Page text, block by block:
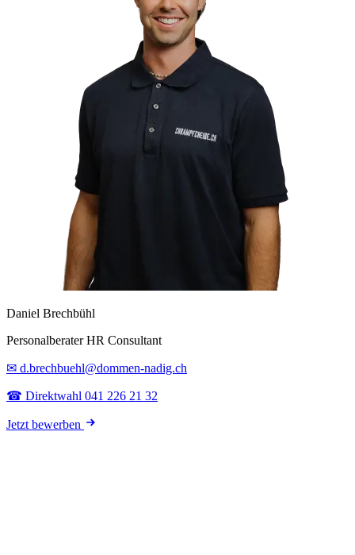
Daniel Brechbühl
Personalberater HR Consultant
✉ d.brechbuehl@dommen-nadig.ch
☎ Direktwahl 041 226 21 32
Jetzt bewerben